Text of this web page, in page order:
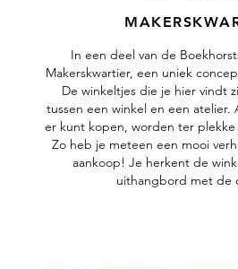
In een deel van de
Makerskwartier, een uniek
De winkeltjes die je hier vindt
tussen een winkel en een
er kunt kopen, worden ter
Zo heb je meteen een mooi
aankoop! Je herkent de
uithangbord met de